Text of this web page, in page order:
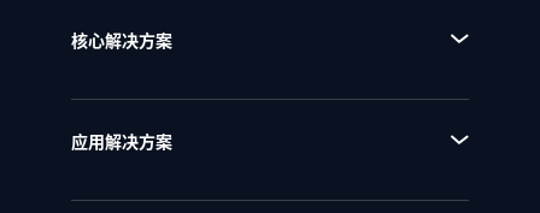
■ BPI流程挖掘分析平台
■ BPE流程引擎
核心解决方案
■ 流程资产管理
应用解决方案